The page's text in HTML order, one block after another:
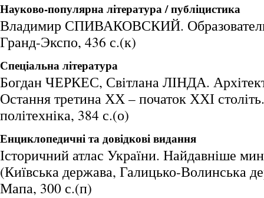
Науково-популярна література / публіцистика
Владимир СПИВАКОВСКИЙ.
Гранд-Экспо, 436 с.(к)
Спеціальна література
Богдан ЧЕРКЕС, Світлана ЛІНДА.
Остання третина ХХ – початок ХХІ
політехніка, 384 с.(о)
Енциклопедичні та довідкові видання
Історичний атлас України. Найдавніше
(Київська держава, Галицько-Волинська
Мапа, 300 с.(п)